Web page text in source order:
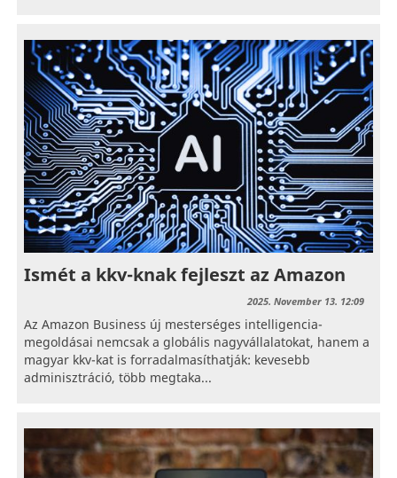
Ismét a kkv-knak fejleszt az Amazon
2025. November 13. 12:09
Az Amazon Business új mesterséges intelligencia-
megoldásai nemcsak a globális nagyvállalatokat, hanem a
magyar kkv-kat is forradalmasíthatják: kevesebb
adminisztráció, több megtaka...